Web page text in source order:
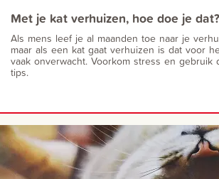
Met je kat verhuizen, hoe doe je dat?
Als mens leef je al maanden toe naar je
maar als een kat gaat verhuizen is dat voor
vaak onverwacht. Voorkom stress en gebruik
tips.